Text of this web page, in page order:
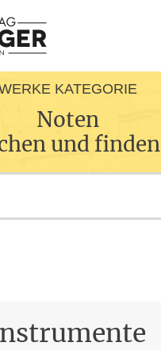
KATEGORIE
Noten
und finden